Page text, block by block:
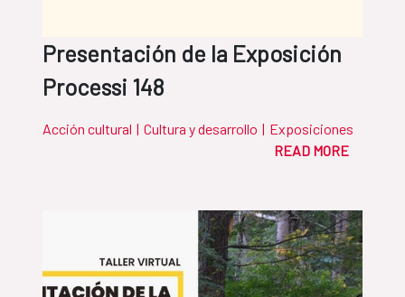
Presentación de la Exposición
Processi 148
Acción cultural | Cultura y desarrollo | Exposiciones
READ MORE